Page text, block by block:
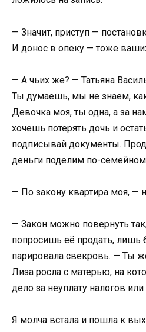
— Значит, приступ —
И донос в опеку — тоже
— А чьих же? — Татьяна
Ты думаешь, мы не знаем,
Девочка моя, ты одна, а за
хочешь потерять дочь и
подписывай документы.
деньги поделим по-
— По закону квартира моя, —
— Закон можно повернуть
попросишь её продать, лишь
парировала свекровь. — Ты
Лиза росла с матерью, на
дело за неуплату налогов
Я молча встала и пошла к